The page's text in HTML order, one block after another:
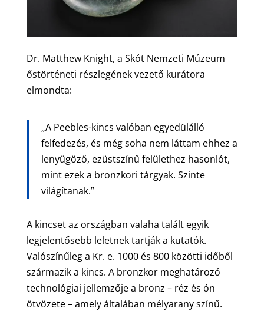
Dr. Matthew Knight, a Skót Nemzeti Múzeum
őstörténeti részlegének vezető kurátora
elmondta:
„A Peebles-kincs valóban egyedülálló
felfedezés, és még soha nem láttam ehhez a
lenyűgöző, ezüstszínű felülethez hasonlót,
mint ezek a bronzkori tárgyak. Szinte
világítanak.”
A kincset az országban valaha talált egyik
legjelentősebb leletnek tartják a kutatók.
Valószínűleg a Kr. e. 1000 és 800 közötti időből
származik a kincs. A bronzkor meghatározó
technológiai jellemzője a bronz – réz és ón
ötvözete – amely általában mélyarany színű.